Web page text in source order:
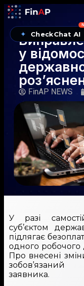
✦ CheckChat AI
у
FinAP NEWS
У разі
суб’єктом
підлягає
одного робочого
Про внесені
зобов’язаний
заявника.